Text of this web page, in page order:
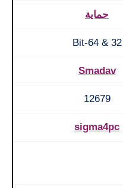
حماية
32 & 64-Bit
Smadav
12679
sigma4pc